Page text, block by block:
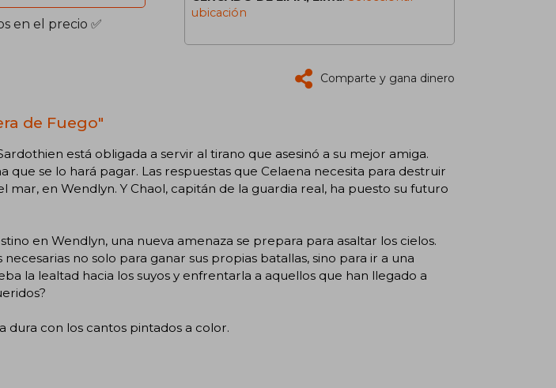
en el precio ✅
ubicación
Comparte y gana dinero
de Fuego"
está obligada a servir al tirano que asesinó a su mejor amiga.
que se lo hará pagar. Las respuestas que Celaena necesita para destruir
mar, en Wendlyn. Y Chaol, capitán de la guardia real, ha puesto su futuro
en Wendlyn, una nueva amenaza se prepara para asaltar los cielos.
no solo para ganar sus propias batallas, sino para ir a una
la lealtad hacia los suyos y enfrentarla a aquellos que han llegado a
dura con los cantos pintados a color.